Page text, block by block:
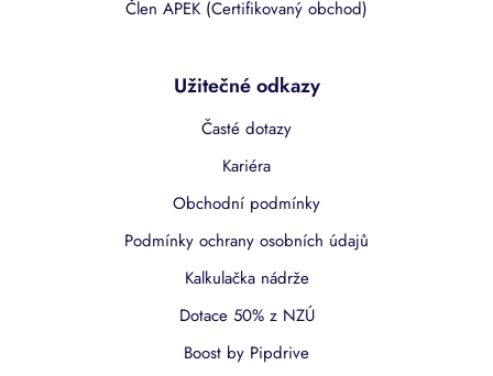
Člen APEK (Certifikovaný obchod)
Užitečné odkazy
Časté dotazy
Kariéra
Obchodní podmínky
Podmínky ochrany osobních údajů
Kalkulačka nádrže
Dotace 50% z NZÚ
Boost by Pipdrive